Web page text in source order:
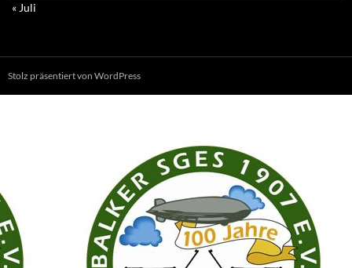
« Juli
Stolz präsentiert von WordPress